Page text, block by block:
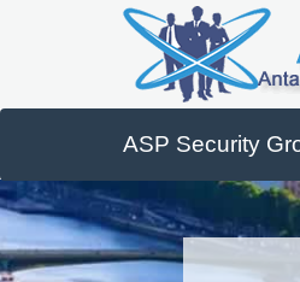
ASP Security